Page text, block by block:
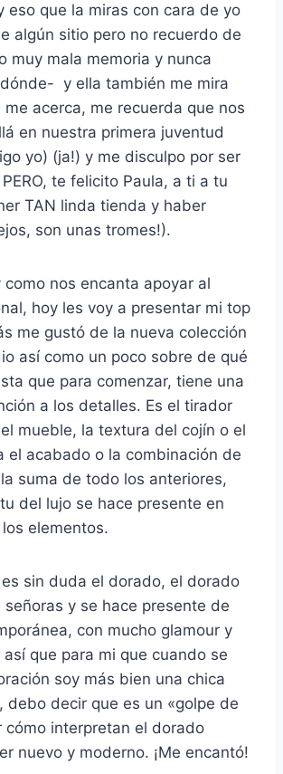
eso que la miras con cara de yo
algún sitio pero no recuerdo de
muy mala memoria y nunca
y ella también me mira
me acerca, me recuerda que nos
en nuestra primera juventud
yo) (ja!) y me disculpo por ser
te felicito Paula, a ti a tu
TAN linda tienda y haber
son unas tromes!).
como nos encanta apoyar al
hoy les voy a presentar mi top
me gustó de la nueva colección
así como un poco sobre de qué
que para comenzar, tiene una
a los detalles. Es el tirador
mueble, la textura del cojín o el
el acabado o la combinación de
suma de todo los anteriores,
del lujo se hace presente en
elementos.
sin duda el dorado, el dorado
y se hace presente de
con mucho glamour y
que para mi que cuando se
soy más bien una chica
debo decir que es un «golpe de
cómo interpretan el dorado
nuevo y moderno. ¡Me encantó!